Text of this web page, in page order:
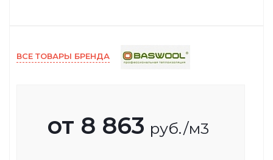
ВСЕ ТОВАРЫ БРЕНДА
от 8 863 руб./м3